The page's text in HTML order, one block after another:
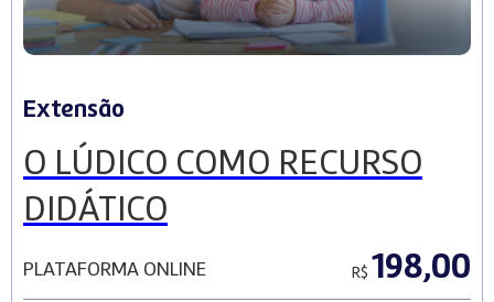
Extensão
O LÚDICO COMO RECURSO
DIDÁTICO
PLATAFORMA ONLINE R$ 198,00